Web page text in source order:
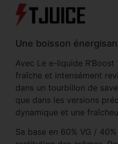
Une boisson
Avec Le e-liquide
fraîche et intensément
dans un tourbillon de
que dans les versions
dynamique et une
Sa base en 60% VG /